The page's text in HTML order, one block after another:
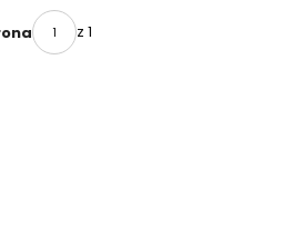
z 1